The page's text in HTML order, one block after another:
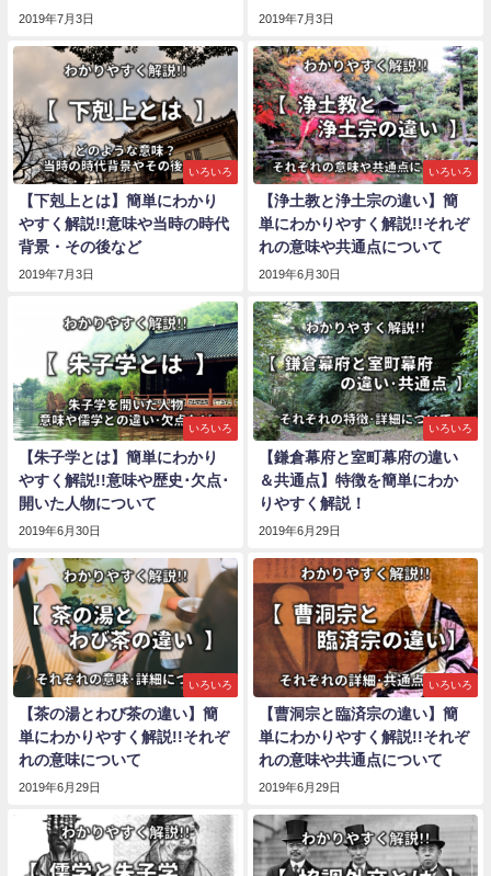
2019年7月3日 2019年7月3日
いろいろ
【下剋上とは】簡単にわかり
やすく解説!!意味や当時の時代
背景・その後など
2019年7月3日
いろいろ
【浄土教と浄土宗の違い】簡
単にわかりやすく解説!!それぞ
れの意味や共通点について
2019年6月30日
いろいろ
【朱子学とは】簡単にわかり
やすく解説!!意味や歴史･欠点･
開いた人物について
2019年6月30日
いろいろ
【鎌倉幕府と室町幕府の違い
＆共通点】特徴を簡単にわか
りやすく解説！
2019年6月29日
いろいろ
【茶の湯とわび茶の違い】簡
単にわかりやすく解説!!それぞ
れの意味について
2019年6月29日
いろいろ
【曹洞宗と臨済宗の違い】簡
単にわかりやすく解説!!それぞ
れの意味や共通点について
2019年6月29日